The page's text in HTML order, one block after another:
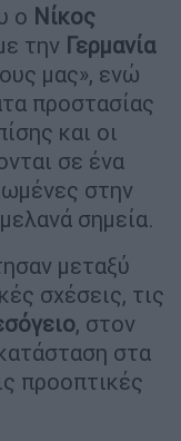
ο Νίκος
την Γερμανία
μας», ενώ
προστασίας
και οι
σε ένα
στην
σημεία.
μεταξύ
σχέσεις, τις
, στον
στα
προοπτικές